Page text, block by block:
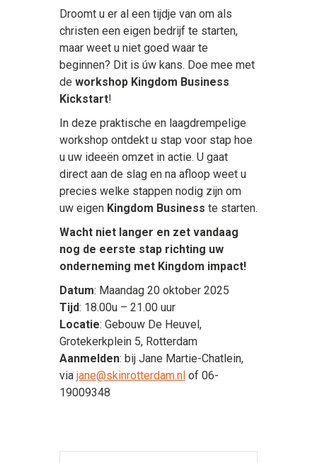
Droomt u er al een tijdje van om als
christen een eigen bedrijf te starten,
maar weet u niet goed waar te
beginnen? Dit is úw kans. Doe mee met
de workshop Kingdom Business
Kickstart!
In deze praktische en laagdrempelige
workshop ontdekt u stap voor stap hoe
u uw ideeën omzet in actie. U gaat
direct aan de slag en na afloop weet u
precies welke stappen nodig zijn om
uw eigen Kingdom Business te starten.
Wacht niet langer en zet vandaag
nog de eerste stap richting uw
onderneming met Kingdom impact!
Datum: Maandag 20 oktober 2025
Tijd: 18.00u – 21.00 uur
Locatie: Gebouw De Heuvel,
Grotekerkplein 5, Rotterdam
Aanmelden: bij Jane Martie-Chatlein,
via jane@skinrotterdam.nl of 06-
19009348